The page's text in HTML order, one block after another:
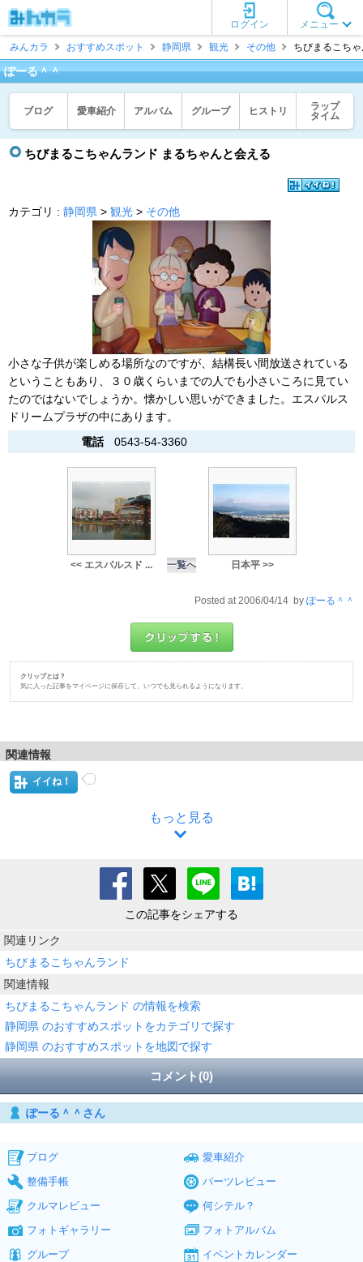
メニュー
ログイン
みんカラ
おすすめスポット 静岡県 観光 その他 ちびまるこち
ぽーる＾＾
ブログ 愛車紹介 アルバム グループ ヒストリ
ラップ
タイム
ちびまるこちゃんランド まるちゃんと会える
カテゴリ : 静岡県 > 観光 > その他
小さな子供が楽しめる場所なのですが、結構長い間放送されている
ということもあり、３０歳くらいまでの人でも小さいころに見てい
たのではないでしょうか。懐かしい思いができました。エスパルス
ドリームプラザの中にあります。
電話
0543-54-3360
<< エスパルスド ... 一覧へ 日本平 >>
Posted at 2006/04/14 by ぽーる＾＾
クリップとは？
気に入った記事をマイページに保存して、いつでも見られるようになります。
関連情報
イイね！
もっと見る
この記事をシェアする
関連リンク
ちびまるこちゃんランド
関連情報
ちびまるこちゃんランド の情報を検索
静岡県 のおすすめスポットをカテゴリで探す
静岡県 のおすすめスポットを地図で探す
コメント(0)
ぽーる＾＾さん
ブログ
愛車紹介
整備手帳
パーツレビュー
クルマレビュー
何シテル？
フォトギャラリー
フォトアルバム
グループ
イベントカレンダー